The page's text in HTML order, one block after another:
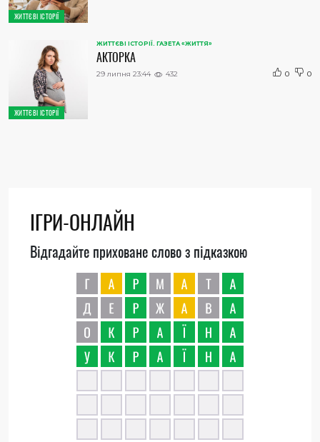
ЖИТТЄВІ ІСТОРІЇ
ЖИТТЄВІ ІСТОРІЇ
ЖИТТЄВІ ІСТОРІЇ. ГАЗЕТА «ЖИТТЯ»
АКТОРКА
29 липня 23:44 432 0 0
ІГРИ-ОНЛАЙН
Відгадайте приховане слово з підказкою